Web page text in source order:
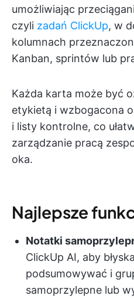
umożliwiając
czyli zadań ClickUp, w
kolumnach
Kanban, sprintów lub
Każda karta może być
etykietą i wzbogacona
i listy kontrolne, co
zarządzanie pracą
oka.
Najlepsze
Notatki
ClickUp AI, aby
podsumowywać i
samoprzylepne lub